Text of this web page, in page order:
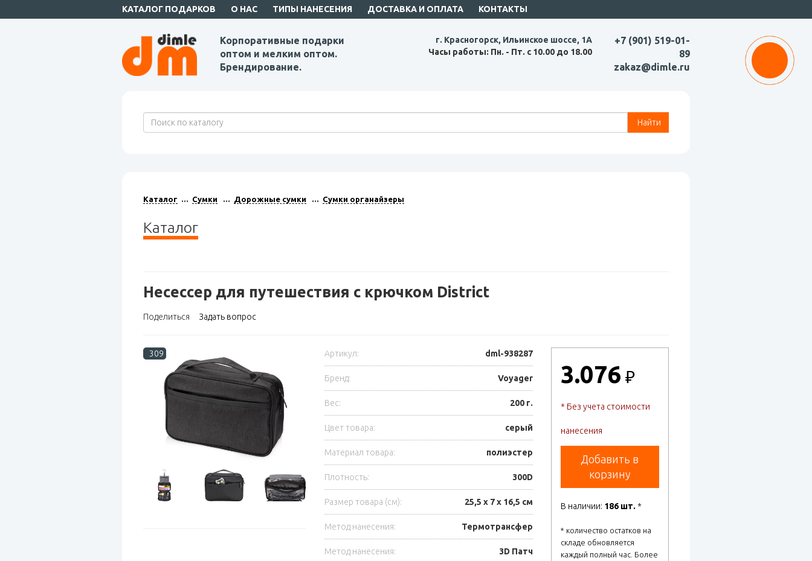
КАТАЛОГ ПОДАРКОВ О НАС ТИПЫ НАНЕСЕНИЯ ДОСТАВКА И ОПЛАТА КОНТАКТЫ
Корпоративные подарки
оптом и мелким оптом.
Брендирование.
г. Красногорск, Ильинское шоссе, 1А
Часы работы: Пн. - Пт. с 10.00 до 18.00
+7 (901) 519-01-
89
zakaz@dimle.ru
Найти
Каталог Сумки Дорожные сумки Сумки органайзеры
Каталог
Несессер для путешествия с крючком District
Поделиться Задать вопрос
309 Артикул: dml-938287
Бренд: Voyager
Вес: 200 г.
Цвет товара: серый
Материал товара: полиэстер
Плотность: 300D
Размер товара (см): 25,5 x 7 x 16,5 см
Метод нанесения: Термотрансфер
Метод нанесения: 3D Патч
3.076 ₽
* Без учета стоимости
нанесения
Добавить в
корзину
В наличии: 186 шт. *
* количество остатков на
складе обновляется
каждый полный час. Более